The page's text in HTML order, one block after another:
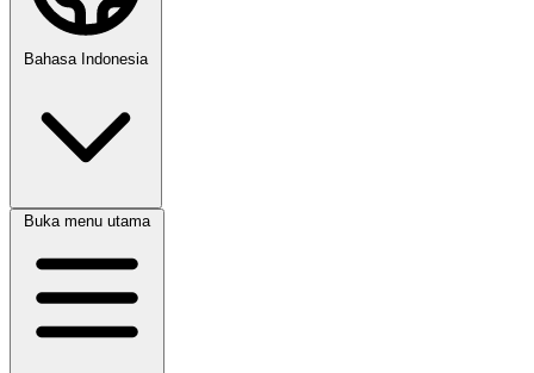
Bahasa Indonesia
Buka menu utama